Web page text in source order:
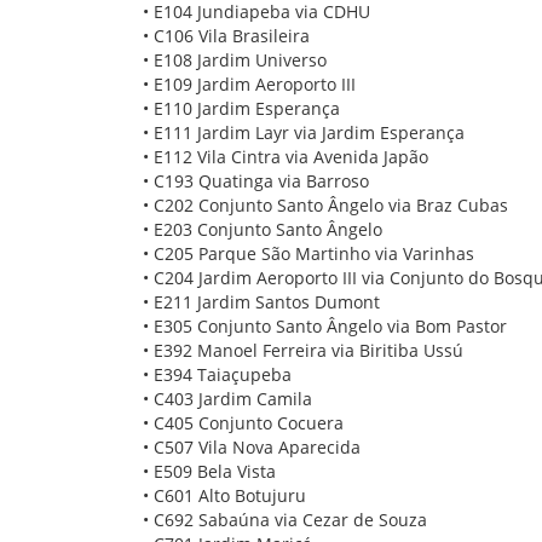
• E104 Jundiapeba via CDHU
• C106 Vila Brasileira
• E108 Jardim Universo
• E109 Jardim Aeroporto III
• E110 Jardim Esperança
• E111 Jardim Layr via Jardim Esperança
• E112 Vila Cintra via Avenida Japão
• C193 Quatinga via Barroso
• C202 Conjunto Santo Ângelo via Braz Cubas
• E203 Conjunto Santo Ângelo
• C205 Parque São Martinho via Varinhas
• C204 Jardim Aeroporto III via Conjunto do
• E211 Jardim Santos Dumont
• E305 Conjunto Santo Ângelo via Bom Pastor
• E392 Manoel Ferreira via Biritiba Ussú
• E394 Taiaçupeba
• C403 Jardim Camila
• C405 Conjunto Cocuera
• C507 Vila Nova Aparecida
• E509 Bela Vista
• C601 Alto Botujuru
• C692 Sabaúna via Cezar de Souza